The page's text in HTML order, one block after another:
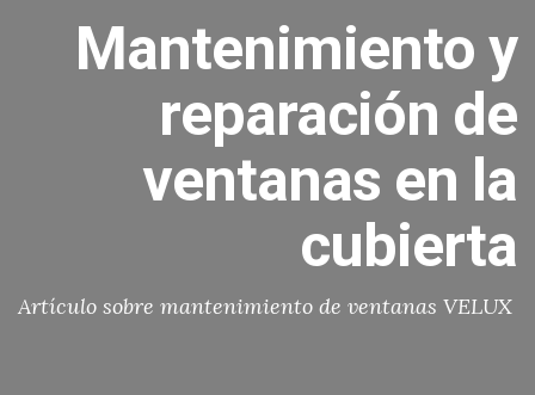
Mantenimiento y
reparación de
ventanas en la
cubierta
Artículo sobre mantenimiento de ventanas VELUX